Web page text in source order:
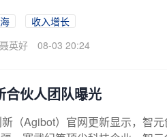
收入增长
聂英好 08-03 20:24
合伙人团队曝光
（Agibot）官网更新显示，智